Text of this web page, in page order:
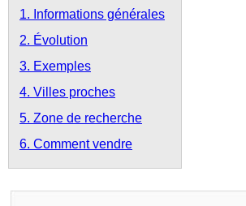
1. Informations générales
2. Évolution
3. Exemples
4. Villes proches
5. Zone de recherche
6. Comment vendre